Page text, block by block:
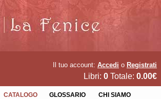
Il tuo account: Accedi o Registrati
Libri: 0 Totale: 0.00€
CATALOGO GLOSSARIO CHI SIAMO